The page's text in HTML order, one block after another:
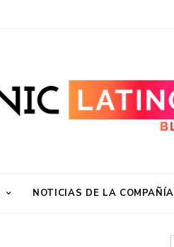
NOTICIAS DE LA COMPAÑÍA